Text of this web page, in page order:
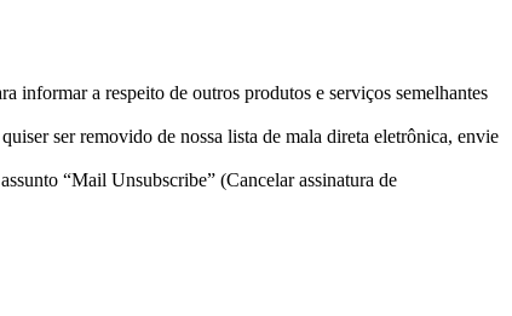
informar a respeito de outros produtos e serviços semelhantes
ser removido de nossa lista de mala direta eletrônica, envie
“Mail Unsubscribe” (Cancelar assinatura de